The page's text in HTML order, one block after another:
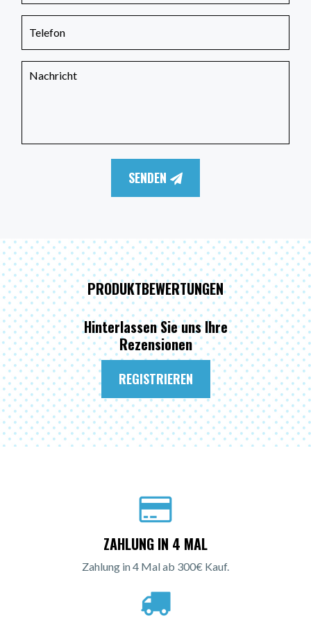
SENDEN
PRODUKTBEWERTUNGEN
Hinterlassen Sie uns Ihre
Rezensionen
REGISTRIEREN
ZAHLUNG IN 4 MAL
Zahlung in 4 Mal ab 300€ Kauf.